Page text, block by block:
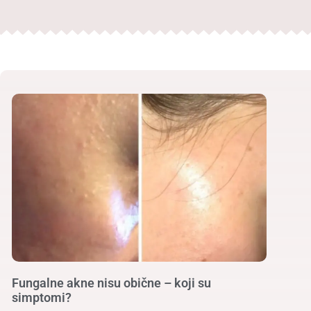
Fungalne akne nisu obične – koji su
simptomi?